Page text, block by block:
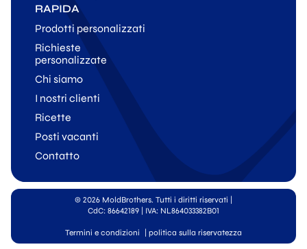
RAPIDA
Prodotti personalizzati
Richieste
personalizzate
Chi siamo
I nostri clienti
Ricette
Posti vacanti
Contatto
© 2026 MoldBrothers. Tutti i diritti riservati |
CdC: 86642189 | IVA: NL864033382B01
Termini e condizioni | politica sulla riservatezza